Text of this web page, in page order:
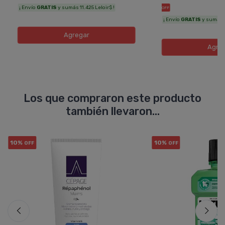
¡ Envío GRATIS y sumás 11.425 Leloir$ !
Agregar
OFF
¡ Envío GRATIS y sumás
Los que compraron este producto
también llevaron...
10% OFF 10% OFF